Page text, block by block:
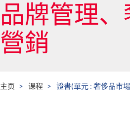
品牌管理
營銷
主页 课程 證書(單元 : 奢侈品市